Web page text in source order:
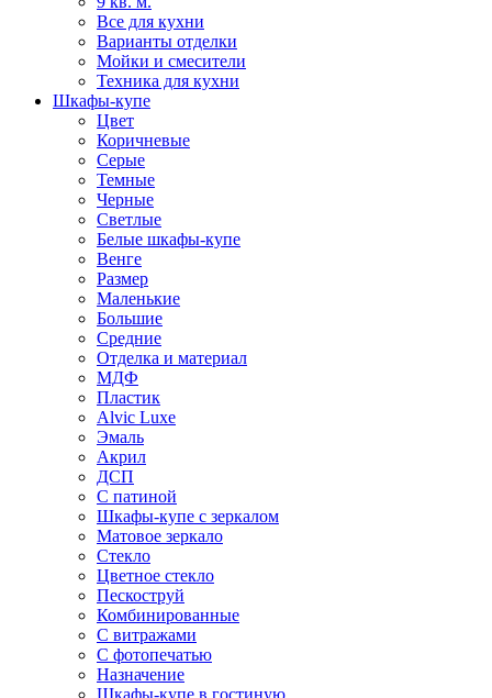
Все для кухни
Варианты отделки
Мойки и смесители
Техника для кухни
Шкафы-купе
Цвет
Коричневые
Серые
Темные
Черные
Светлые
Белые шкафы-купе
Венге
Размер
Маленькие
Большие
Средние
Отделка и материал
МДФ
Пластик
Alvic Luxe
Эмаль
Акрил
ДСП
С патиной
Шкафы-купе с зеркалом
Матовое зеркало
Стекло
Цветное стекло
Пескоструй
Комбинированные
С витражами
С фотопечатью
Назначение
Шкафы-купе в гостиную